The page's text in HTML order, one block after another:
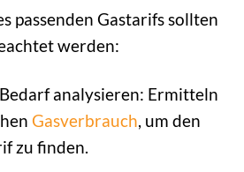
passenden Gastarifs sollten
werden:
analysieren: Ermitteln
Gasverbrauch , um den
zu finden.